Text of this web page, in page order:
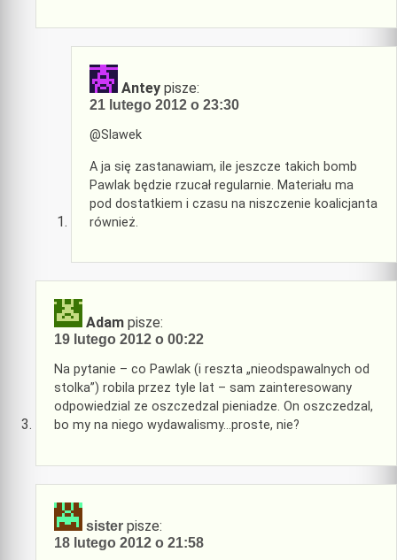
Antey pisze:
21 lutego 2012 o 23:30
@Slawek
A ja się zastanawiam, ile jeszcze takich bomb
Pawlak będzie rzucał regularnie. Materiału ma
pod dostatkiem i czasu na niszczenie koalicjanta
również.
Adam pisze:
19 lutego 2012 o 00:22
Na pytanie – co Pawlak (i reszta „nieodspawalnych od
stolka”) robila przez tyle lat – sam zainteresowany
odpowiedzial ze oszczedzal pieniadze. On oszczedzal,
bo my na niego wydawalismy…proste, nie?
sister pisze:
18 lutego 2012 o 21:58